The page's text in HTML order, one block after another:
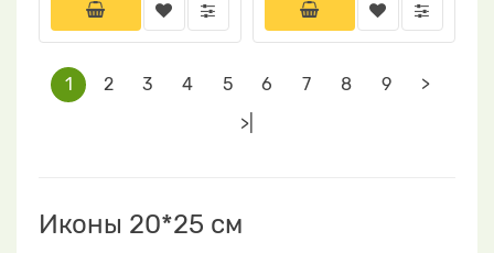
1 2 3 4 5 6 7 8 9
>
>|
Иконы 20*25 см